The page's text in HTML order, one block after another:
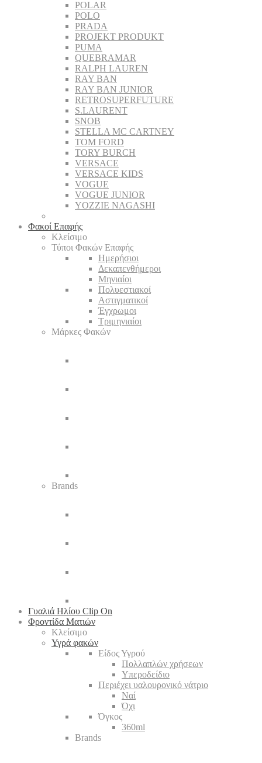
POLAR
POLO
PRADA
PROJEKT PRODUKT
PUMA
QUEBRAMAR
RALPH LAUREN
RAY BAN
RAY BAN JUNIOR
RETROSUPERFUTURE
S.LAURENT
SNOB
STELLA MC CARTNEY
TOM FORD
TORY BURCH
VERSACE
VERSACE KIDS
VOGUE
VOGUE JUNIOR
YOZZIE NAGASHI
Φακοί Επαφής
Κλείσιμο
Τύποι Φακών Επαφής
Ημερήσιοι
Δεκαπενθήμεροι
Μηνιαίοι
Πολυεστιακοί
Αστιγματικοί
Έγχρωμοι
Τριμηνιαίοι
Μάρκες Φακών
Brands
Γυαλιά Ηλίου Clip On
Φροντίδα Ματιών
Κλείσιμο
Υγρά φακών
Είδος Υγρού
Πολλαπλών χρήσεων
Υπεροδείδιο
Περιέχει υαλουρονικό νάτριο
Ναί
Όχι
Όγκος
360ml
Brands